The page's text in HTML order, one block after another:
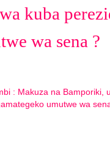
kuba
wa sena ?